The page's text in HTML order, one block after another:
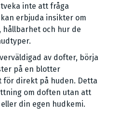
inte att fråga
erbjuda insikter om
och hur de
av dofter, börja
på en blotter
för direkt på huden. Detta
om doften utan att
din egen hudkemi.